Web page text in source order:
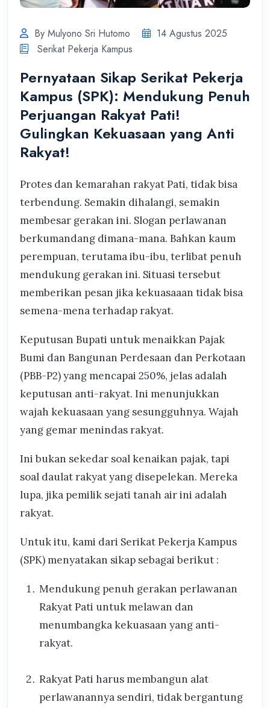
By Mulyono Sri Hutomo
14 Agustus 2025
Serikat Pekerja Kampus
Pernyataan Sikap Serikat Pekerja
Kampus (SPK): Mendukung Penuh
Perjuangan Rakyat Pati!
Gulingkan Kekuasaan yang Anti
Rakyat!
Protes dan kemarahan rakyat Pati, tidak bisa
terbendung. Semakin dihalangi, semakin
membesar gerakan ini. Slogan perlawanan
berkumandang dimana-mana. Bahkan kaum
perempuan, terutama ibu-ibu, terlibat penuh
mendukung gerakan ini. Situasi tersebut
memberikan pesan jika kekuasaaan tidak bisa
semena-mena terhadap rakyat.
Keputusan Bupati untuk menaikkan Pajak
Bumi dan Bangunan Perdesaan dan Perkotaan
(PBB-P2) yang mencapai 250%, jelas adalah
keputusan anti-rakyat. Ini menunjukkan
wajah kekuasaan yang sesungguhnya. Wajah
yang gemar menindas rakyat.
Ini bukan sekedar soal kenaikan pajak, tapi
soal daulat rakyat yang disepelekan. Mereka
lupa, jika pemilik sejati tanah air ini adalah
rakyat.
Untuk itu, kami dari Serikat Pekerja Kampus
(SPK) menyatakan sikap sebagai berikut :
⁠Mendukung penuh gerakan perlawanan
Rakyat Pati untuk melawan dan
menumbangka kekuasaan yang anti-
rakyat.
Rakyat Pati harus membangun alat
perlawanannya sendiri, tidak bergantung